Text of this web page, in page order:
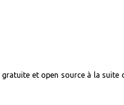
et open source à la suite